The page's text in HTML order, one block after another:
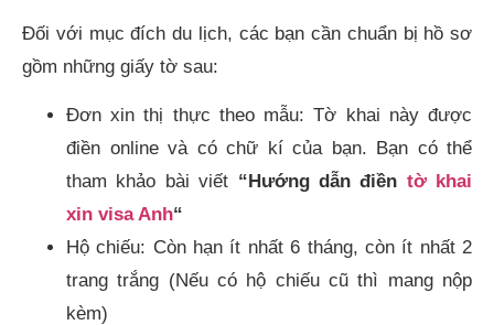
Đối với mục đích du lịch, các bạn cần chuẩn bị hồ sơ
gồm những giấy tờ sau:
Đơn xin thị thực theo mẫu: Tờ khai này được
điền online và có chữ kí của bạn. Bạn có thể
tham khảo bài viết “Hướng dẫn điền tờ khai
xin visa Anh“
Hộ chiếu: Còn hạn ít nhất 6 tháng, còn ít nhất 2
trang trắng (Nếu có hộ chiếu cũ thì mang nộp
kèm)